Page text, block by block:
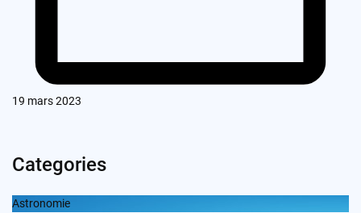
19 mars 2023
Categories
Astronomie